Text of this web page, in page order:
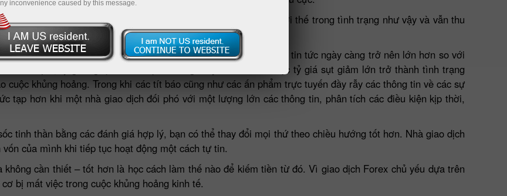
đúng đắn với các biến động tài chính và nỗ lực tìm ra những lợi thế trong tình trạng như vậy và vẫn thu
kinh tế khổng lồ như vậy. Trong suốt thời kỳ khủng hoảng, lượng tin tức ngày càng trở nên lớn hơn so với
ổn định, tỷ giá ngoại hối trải qua những thay đổi lớn lao: việc tỷ giá sụt giảm lớn trở thành tình trạng
cuộc khủng hoảng. Trong khi các tít báo cũng như các ấn phẩm trực tuyến đầy rẫy các thông tin về các sự
tạp hơn khi một nhà giao dịch đối phó với một lượng lớn các thông tin, phân tích các điều kiện kịp thời,
tinh thần bằng các đánh giá hợp lý, bạn có thể thay đổi mọi thứ theo chiều hướng tốt hơn. Nhà giao dịch
của mình khi tiếp tục hoạt động một cách tự tin.
cần thiết – tốt hơn là học cách làm thế nào để kiếm tiền từ đó. Vì giao dịch Forex chủ yếu dựa trên
bị mất việc trong cuộc khủng hoảng kinh tế.
inconvenience caused by this message.